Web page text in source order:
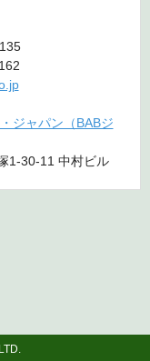
ジャパン（BABジ
1-30-11 中村ビル